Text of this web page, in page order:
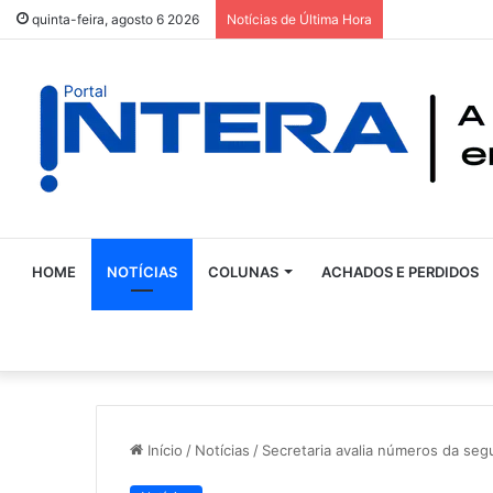
quinta-feira, agosto 6 2026 Notícias de Última Hora
HOME NOTÍCIAS COLUNAS ACHADOS E PERDIDOS
Início / Notícias / Secretaria avalia números da